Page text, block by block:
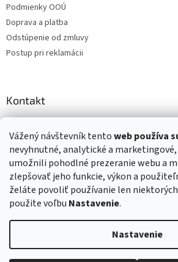
Vážený návštevník tentoweb používa
nevyhnutné, analytické a marketingové,
umožnili pohodlné prezeranie webu a
zlepšovať jeho funkcie, výkon a
želáte povoliť používanie len
použite voľbu Nastavenie.
Nastavenie
Podmienky OOÚ
Doprava a platba
Odstúpenie od zmluvy
Postup pri reklamácii
Kontakt
+421 903 144 673
Copyright 2026ZuziHračky.sk. Všetky